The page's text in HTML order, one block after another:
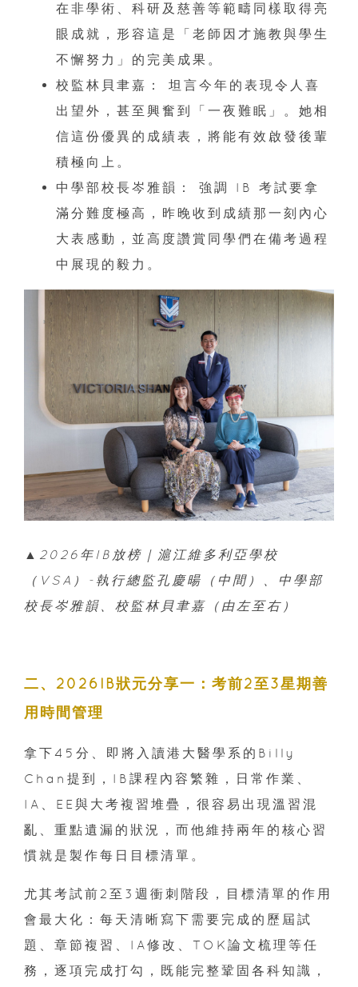
在非學術、科研及慈善等範疇同樣取得亮
眼成就，形容這是「老師因才施教與學生
不懈努力」的完美成果。
校監林貝聿嘉： 坦言今年的表現令人喜
出望外，甚至興奮到「一夜難眠」。她相
信這份優異的成績表，將能有效啟發後輩
積極向上。
中學部校長岑雅韻： 強調 IB 考試要拿
滿分難度極高，昨晚收到成績那一刻內心
大表感動，並高度讚賞同學們在備考過程
中展現的毅力。
▲2026年IB放榜｜滬江維多利亞學校
（VSA）-執行總監孔慶暘（中間）、中學部
校長岑雅韻、校監林貝聿嘉（由左至右）
二、2026IB狀元分享一：考前2至3星期善
用時間管理
拿下45分、即將入讀港大醫學系的Billy
Chan提到，IB課程內容繁雜，日常作業、
IA、EE與大考複習堆疊，很容易出現溫習混
亂、重點遺漏的狀況，而他維持兩年的核心習
慣就是製作每日目標清單。
尤其考試前2至3週衝刺階段，目標清單的作用
會最大化：每天清晰寫下需要完成的歷屆試
題、章節複習、IA修改、TOK論文梳理等任
務，逐項完成打勾，既能完整鞏固各科知識，